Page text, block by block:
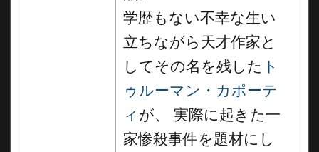
学歴もない不幸な生い
立ちながら天才作家と
してその名を残した ト
ゥルーマン・カポーテ
ィ が、 実際に起きた一
家惨殺事件を題材にし